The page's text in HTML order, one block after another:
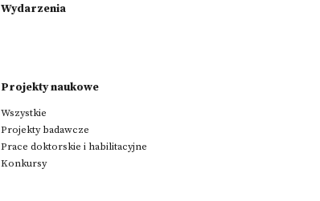
Wydarzenia
Projekty naukowe
Wszystkie
Projekty badawcze
Prace doktorskie i habilitacyjne
Konkursy